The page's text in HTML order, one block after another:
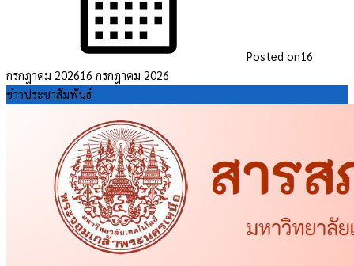
Posted on16
กรกฎาคม 202616 กรกฎาคม 2026
ข่าวประชาสัมพันธ์